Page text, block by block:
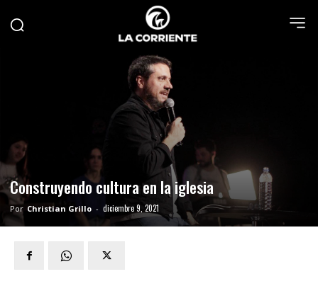
Construyendo cultura en la iglesia
Por Christian Grillo - diciembre 9, 2021